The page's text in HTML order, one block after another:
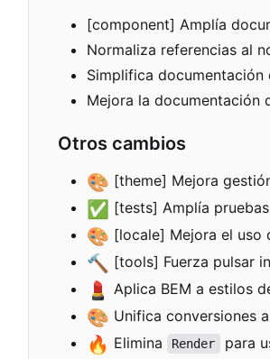
[component] Amplía
Normaliza referencias al
Simplifica documentación
Mejora la documentación
Otros cambios
🎨 [theme] Mejora
✅ [tests] Amplía
🎨 [locale] Mejora el uso
🔨 [tools] Fuerza pulsar
💄 Aplica BEM a estilos
🎨 Unifica conversiones
🔥 Elimina Render para